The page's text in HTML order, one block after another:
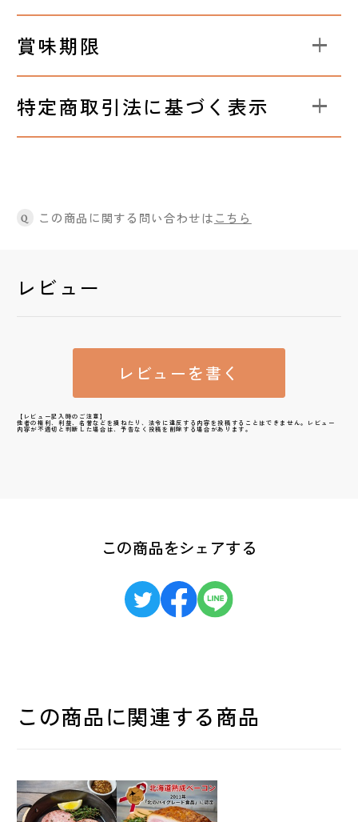
賞味期限
特定商取引法に基づく表示
Q この商品に関する問い合わせはこちら
レビュー
レビューを書く
【レビュー記入時のご注意】
他者の権利、利益、名誉などを損ねたり、法令に違反する内容を投稿することはできません。レビュー
内容が不適切と判断した場合は、予告なく投稿を削除する場合があります。
この商品をシェアする
この商品に関連する商品